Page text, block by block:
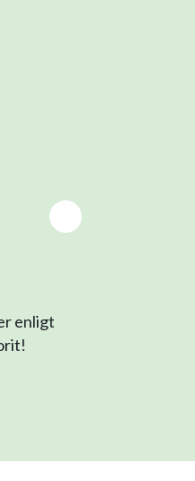
enligt